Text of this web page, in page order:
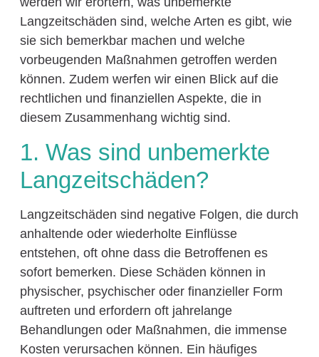
Langzeitschäden sind, welche Arten es gibt, wie
sie sich bemerkbar machen und welche
vorbeugenden Maßnahmen getroffen werden
können. Zudem werfen wir einen Blick auf die
rechtlichen und finanziellen Aspekte, die in
diesem Zusammenhang wichtig sind.
1. Was sind unbemerkte
Langzeitschäden?
Langzeitschäden sind negative Folgen, die durch
anhaltende oder wiederholte Einflüsse
entstehen, oft ohne dass die Betroffenen es
sofort bemerken. Diese Schäden können in
physischer, psychischer oder finanzieller Form
auftreten und erfordern oft jahrelange
Behandlungen oder Maßnahmen, die immense
Kosten verursachen können. Ein häufiges